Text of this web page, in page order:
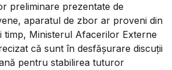
preliminare prezentate de
aparatul de zbor ar proveni din
timp, Ministerul Afacerilor Externe
că sunt în desfășurare discuții
pentru stabilirea tuturor